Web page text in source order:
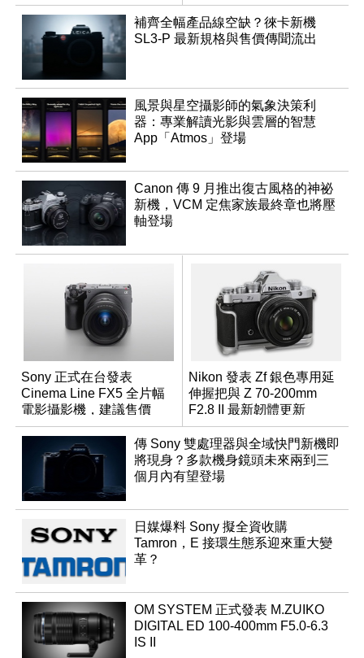
推出
乾鏡
補齊全幅產品線空缺？徠卡新機
SL3-P 最新規格與售價傳聞流出
風景與星空攝影師的氣象決策利
器：專業解讀光影與雲層的智慧
App「Atmos」登場
Canon 傳 9 月推出復古風格的神祕
新機，VCM 定焦家族最終章也將壓
軸登場
Sony 正式在台發表
Cinema Line FX5 全片幅
電影攝影機，建議售價
NT$144,980
Nikon 發表 Zf 銀色專用延
伸握把與 Z 70-200mm
F2.8 II 最新韌體更新
傳 Sony 雙處理器與全域快門新機即
將現身？多款機身鏡頭未來兩到三
個月內有望登場
日媒爆料 Sony 擬全資收購
Tamron，E 接環生態系迎來重大變
革？
OM SYSTEM 正式發表 M.ZUIKO
DIGITAL ED 100-400mm F5.0-6.3
IS II